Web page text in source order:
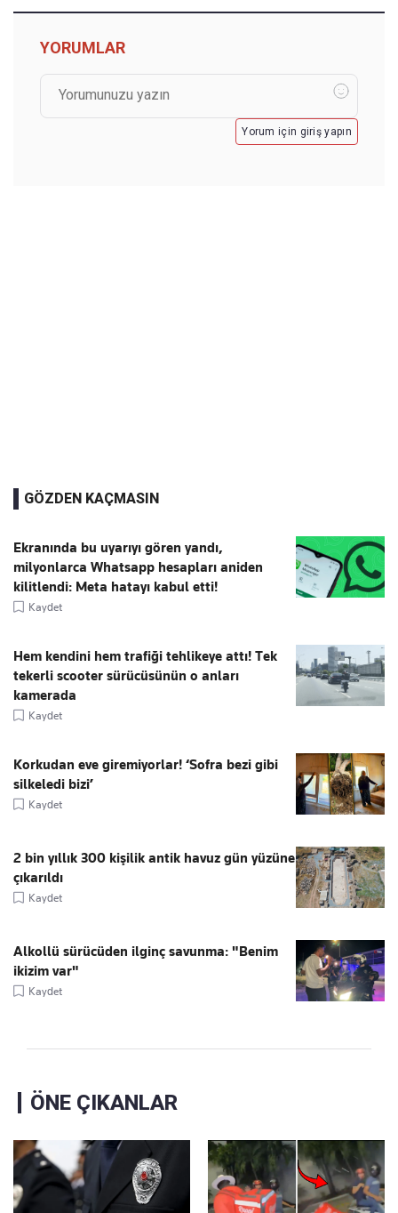
YORUMLAR
Yorum için giriş yapın
GÖZDEN KAÇMASIN
Ekranında bu uyarıyı gören yandı,
milyonlarca Whatsapp hesapları aniden
kilitlendi: Meta hatayı kabul etti!
Kaydet
Hem kendini hem trafiği tehlikeye attı! Tek
tekerli scooter sürücüsünün o anları
kamerada
Kaydet
Korkudan eve giremiyorlar! ‘Sofra bezi gibi
silkeledi bizi’
Kaydet
2 bin yıllık 300 kişilik antik havuz gün yüzüne
çıkarıldı
Kaydet
Alkollü sürücüden ilginç savunma: "Benim
ikizim var"
Kaydet
ÖNE ÇIKANLAR